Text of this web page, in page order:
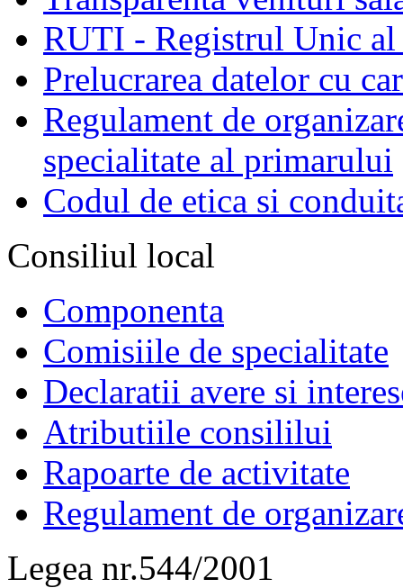
RUTI - Registrul Unic al
Prelucrarea datelor cu
Regulament de
specialitate al primarului
Codul de etica si
Consiliul local
Componenta
Comisiile de specialitate
Declaratii avere si
Atributiile consililui
Rapoarte de activitate
Regulament de
Legea nr.544/2001